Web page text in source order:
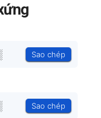
Sao chép
Sao chép